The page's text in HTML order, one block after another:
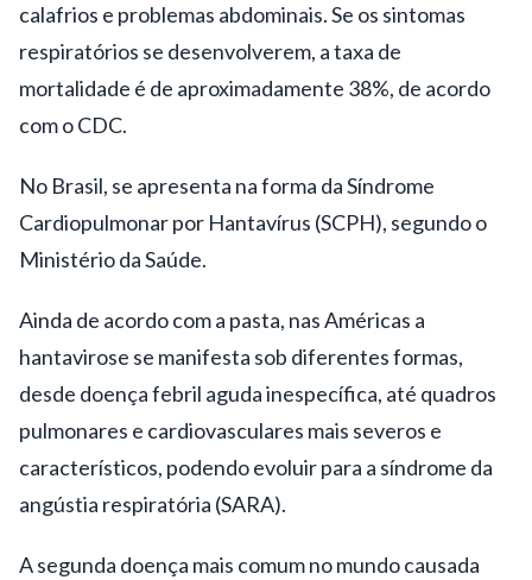
calafrios e problemas abdominais. Se os sintomas
respiratórios se desenvolverem, a taxa de
mortalidade é de aproximadamente 38%, de acordo
com o CDC.
No Brasil, se apresenta na forma da Síndrome
Cardiopulmonar por Hantavírus (SCPH), segundo o
Ministério da Saúde.
Ainda de acordo com a pasta, nas Américas a
hantavirose se manifesta sob diferentes formas,
desde doença febril aguda inespecífica, até quadros
pulmonares e cardiovasculares mais severos e
característicos, podendo evoluir para a síndrome da
angústia respiratória (SARA).
A segunda doença mais comum no mundo causada